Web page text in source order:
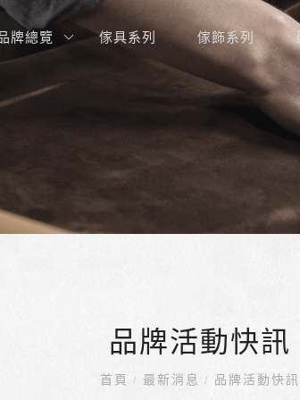
牌總覽 傢具系列 傢飾系列
品牌活動快訊
首頁 最新消息 品牌活動快訊